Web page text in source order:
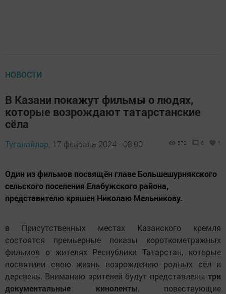
НОВОСТИ
В Казани покажут фильмы о людях,
которые возрождают татарстанские
сёла
Туганайлар, 17 февраль 2024 - 08:00 573 0 1
Один из фильмов посвящён главе Большешурнякского
сельского поселения Елабужского района,
представителю кряшен Николаю Мельникову.
в Присутственных местах Казанского кремля
состоятся премьерные показы короткометражных
фильмов о жителях Республики Татарстан, которые
посвятили свою жизнь возрождению родных сёл и
деревень. Вниманию зрителей будут представлены три
документальные киноленты, повествующие